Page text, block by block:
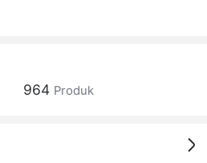
964 Produk